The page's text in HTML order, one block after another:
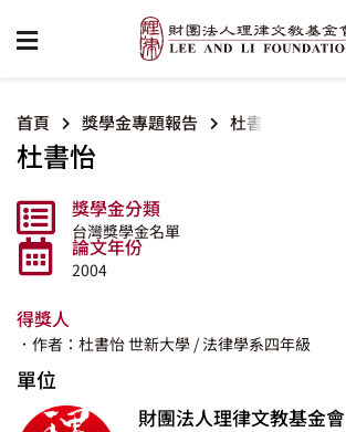
首頁 獎學金專題報告 杜書怡
杜書怡
獎學金分類
台灣獎學金名單
論文年份
2004
得獎人
．作者：杜書怡世新大學 / 法律學系四年級
單位
財團法人理律文教基金會